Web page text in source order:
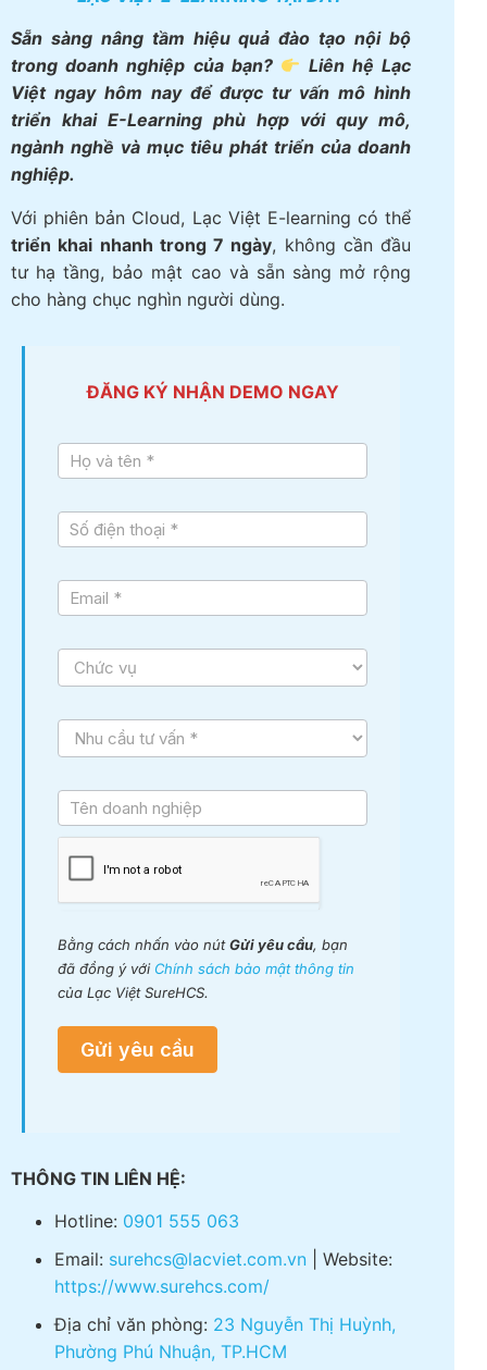
Sẵn sàng nâng tầm hiệu quả đào tạo nội bộ
trong doanh nghiệp của bạn?
Liên hệ Lạc
Việt ngay hôm nay để được tư vấn mô hình
triển khai E-Learning phù hợp với quy mô,
ngành nghề và mục tiêu phát triển của doanh
nghiệp.
Với phiên bản Cloud, Lạc Việt E-learning có thể
triển khai nhanh trong 7 ngày, không cần đầu
tư hạ tầng, bảo mật cao và sẵn sàng mở rộng
cho hàng chục nghìn người dùng.
ĐĂNG KÝ NHẬN DEMO NGAY
LV E-
learning
Bằng cách nhấn vào nútGửi yêu cầu, bạn
đã đồng ý với Chính sách bảo mật thông tin
của Lạc Việt SureHCS.
Gửi yêu cầu
THÔNG TIN LIÊN HỆ:
Hotline: 0901 555 063
Email: surehcs@lacviet.com.vn | Website:
https://www.surehcs.com/
Địa chỉ văn phòng: 23 Nguyễn Thị Huỳnh,
Phường Phú Nhuận, TP.HCM